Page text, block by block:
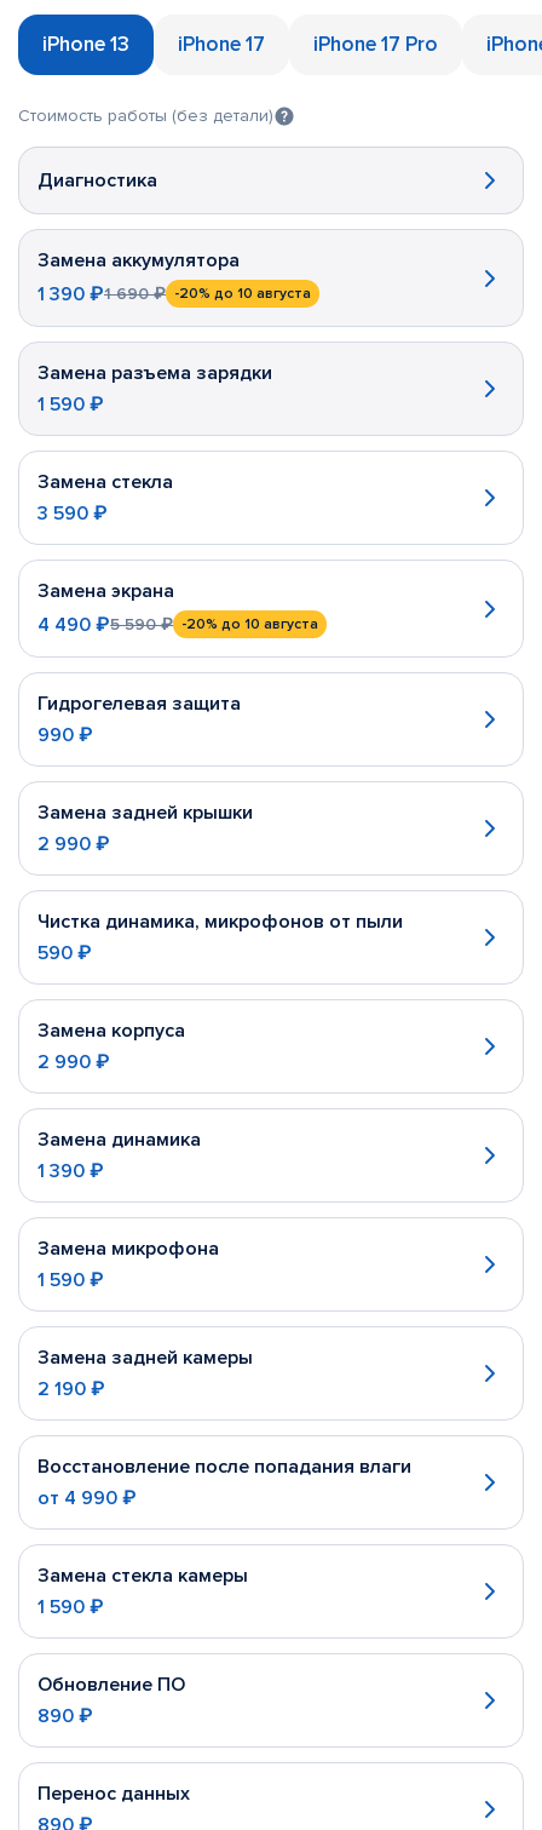
iPhone 13 iPhone 17 iPhone 17 Pro
Стоимость работы (без детали)
Диагностика
Замена аккумулятора
1 390 ₽1 690 ₽ -20% до 10 августа
Замена разъема зарядки
1 590 ₽
Замена стекла
3 590 ₽
Замена экрана
4 490 ₽5 590 ₽ -20% до 10 августа
Гидрогелевая защита
990 ₽
Замена задней крышки
2 990 ₽
Чистка динамика, микрофонов от пыли
590 ₽
Замена корпуса
2 990 ₽
Замена динамика
1 390 ₽
Замена микрофона
1 590 ₽
Замена задней камеры
2 190 ₽
Восстановление после попадания влаги
от 4 990 ₽
Замена стекла камеры
1 590 ₽
Обновление ПО
890 ₽
Перенос данных
890 ₽